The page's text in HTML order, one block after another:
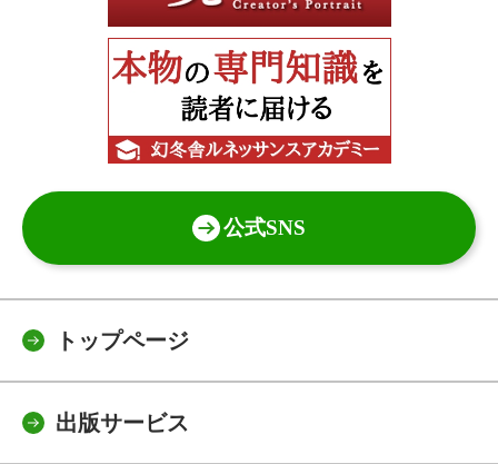
公式SNS
トップページ
出版サービス